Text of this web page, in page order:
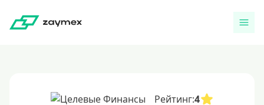
Рейтинг:4